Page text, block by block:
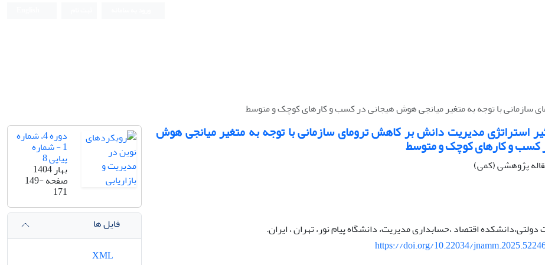
سازمانی با توجه به متغیر میانجی هوش هیجانی در کسب و کارهای کوچک و متوسط
استراتژی مدیریت دانش بر کاهش ترومای سازمانی با توجه به متغیر میانجی هوش
کسب و کارهای کوچک و متوسط
پژوهشی (کمی)
اقتصاد ،حسابداری مدیریت، دانشگاه پیام نور، تهران ، ایران.
https://doi.org/10.22034/
دوره 4، شماره
1 - شماره
پیاپی 8
بهار 1404
صفحه149-
171
فایل ها